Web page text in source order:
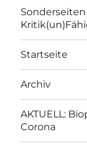
Startseite
Archiv
AKTUELL:
Corona